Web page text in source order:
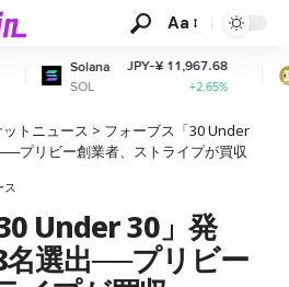
Aa
JPY-¥ 11,967.68
+2.65%
Dogecoin
DOGE
トニュース > フォーブス「30 Under
プリビー創業者、ストライプが買収
ス
Under 30」発
選出──プリビー